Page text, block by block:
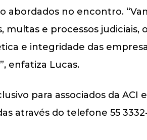
abordados no encontro.
e processos judiciais,
e integridade das
enfatiza Lucas.
para associados da ACI
através do telefone 55